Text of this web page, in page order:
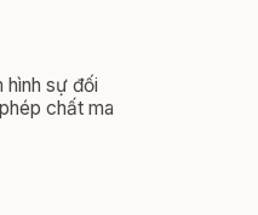
sự đối
chất ma